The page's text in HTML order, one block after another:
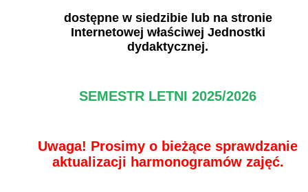
dostępne w siedzibie lub na stronie
Internetowej właściwej Jednostki
dydaktycznej.
SEMESTR LETNI 2025/2026
Uwaga! Prosimy o bieżące sprawdzanie
aktualizacji harmonogramów zajęć.